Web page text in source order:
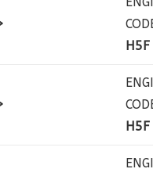
H5F
H5F